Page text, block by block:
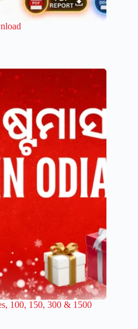
100, 150, 300 & 1500